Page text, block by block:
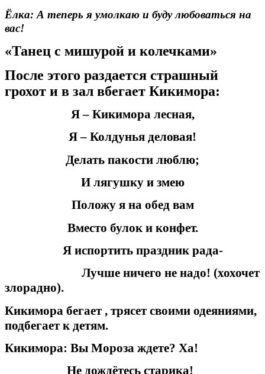
Ёлка: А теперь я умолкаю и буду любоваться на
вас!
«Танец с мишурой и колечками»
После этого раздается страшный
грохот и в зал вбегает Кикимора:
Я – Кикимора лесная,
Я – Колдунья деловая!
Делать пакости люблю;
И лягушку и змею
Положу я на обед вам
Вместо булок и конфет.
Я испортить праздник рада-
Лучше ничего не надо! (хохочет
злорадно).
Кикимора бегает , трясет своими одеяниями,
подбегает к детям.
Кикимора: Вы Мороза ждете? Ха!
Не дождётесь старика!